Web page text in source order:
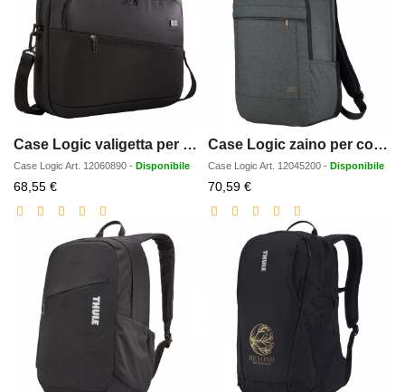
Case Logic valigetta per portatile da 156 Propel
Case Logic Art. 12060890 - Disponibile
68,55 €Prezzo
scontato
Case Logic zaino per computer da 15 Era - 23L
Case Logic Art. 12045200 - Disponibile
70,59 €Prezzo
scontato